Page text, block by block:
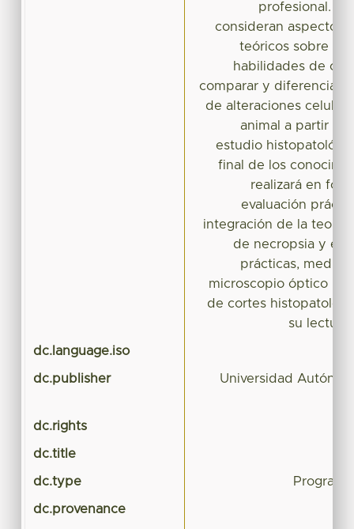
profesional.
consideran aspectos
teóricos sobre
habilidades de
comparar y diferenciar
de alteraciones
animal a partir de
estudio
final de los
realizará en
evaluación
integración de la teoría
de necropsia y en
prácticas,
microscopio óptico
de cortes
su
dc.language.iso
dc.publisher Universidad
dc.rights
dc.title
dc.type
dc.provenance